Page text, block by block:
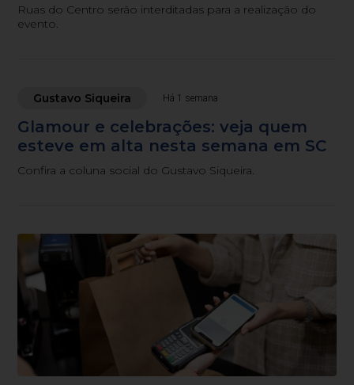
Ruas do Centro serão interditadas para a realização do
evento.
Gustavo Siqueira Há 1 semana
Glamour e celebrações: veja quem
esteve em alta nesta semana em SC
Confira a coluna social do Gustavo Siqueira.